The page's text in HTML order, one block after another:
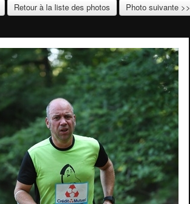
Retour à la liste des photos Photo suivante >>